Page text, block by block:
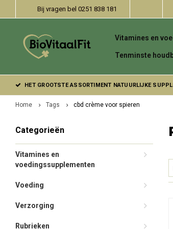
Bij vragen bel 0251 838 181
Vitamines en
Tenminste
HET GROOTSTE ASSORTIMENT NATUURLIJKE
Home Tags cbd crème voor spieren
Categorieën
Vitamines en
voedingssupplementen
Voeding
Verzorging
Rubrieken